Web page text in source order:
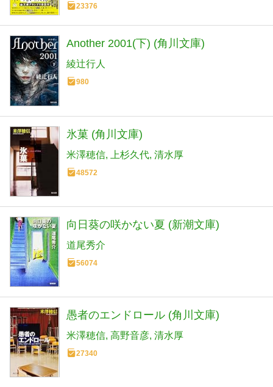
23376
Another 2001(下) (角川文庫)
綾辻行人
980
氷菓 (角川文庫)
米澤穂信 上杉久代 清水厚
48572
向日葵の咲かない夏 (新潮文庫)
道尾秀介
56074
愚者のエンドロール (角川文庫)
米澤穂信 高野音彦 清水厚
27340